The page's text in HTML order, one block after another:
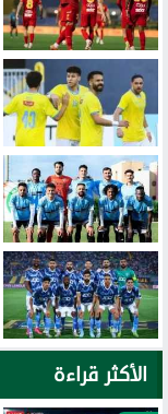
الأكثر قراءة